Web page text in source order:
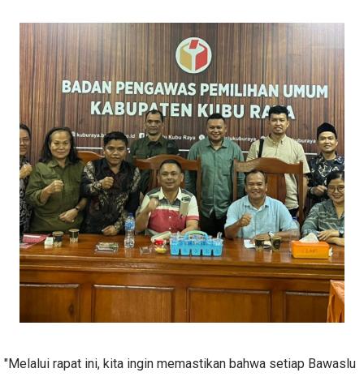
"Melalui rapat ini, kita ingin memastikan bahwa setiap Bawaslu